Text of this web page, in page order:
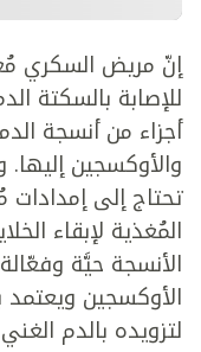
إنّ مريض السكري
للإصابة بالسكتة
أجزاء من أنسجة
والأوكسجين إليها.
تحتاج إلى
المُغذية لإبقاء
الأنسجة حيَّة
الأوكسجين
لتزويده بالدم